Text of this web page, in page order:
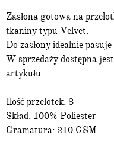
Zasłona gotowa na
tkaniny typu Velvet.
Do zasłony idealnie
W sprzedaży dostępna
artykułu.
Ilość przelotek: 8
Skład: 100% Poliester
Gramatura: 210 GSM